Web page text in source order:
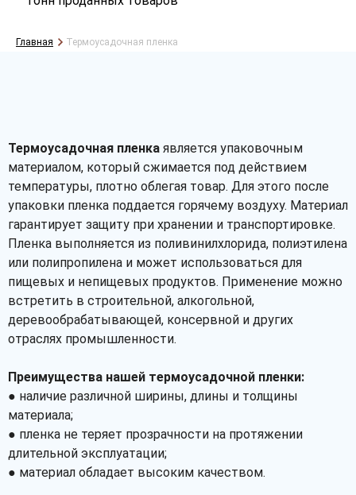
Главная Термоусадочная пленка
Термоусадочная пленка является упаковочным
материалом, который сжимается под действием
температуры, плотно облегая товар. Для этого после
упаковки пленка поддается горячему воздуху. Материал
гарантирует защиту при хранении и транспортировке.
Пленка выполняется из поливинилхлорида, полиэтилена
или полипропилена и может использоваться для
пищевых и непищевых продуктов. Применение можно
встретить в строительной, алкогольной,
деревообрабатывающей, консервной и других
отраслях промышленности.
Преимущества нашей термоусадочной пленки:
● наличие различной ширины, длины и толщины
материала;
● пленка не теряет прозрачности на протяжении
длительной эксплуатации;
● материал обладает высоким качеством.